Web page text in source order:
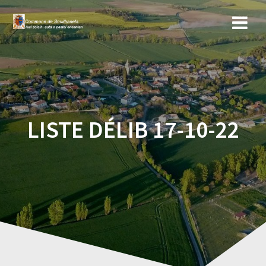
Skip
to
content
LISTE DÉLIB 17-10-22